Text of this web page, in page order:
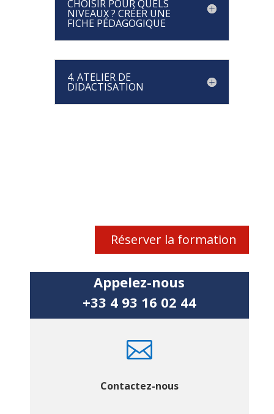
CHOISIR POUR QUELS
NIVEAUX ? CRÉER UNE
FICHE PÉDAGOGIQUE
4. ATELIER DE
DIDACTISATION
Réserver la formation
Appelez-nous
+33 4 93 16 02 44

Contactez-nous